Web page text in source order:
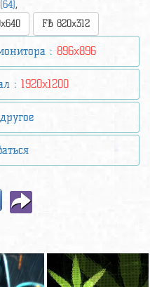
,
FB 820x312
: 896x896
: 1920x1200